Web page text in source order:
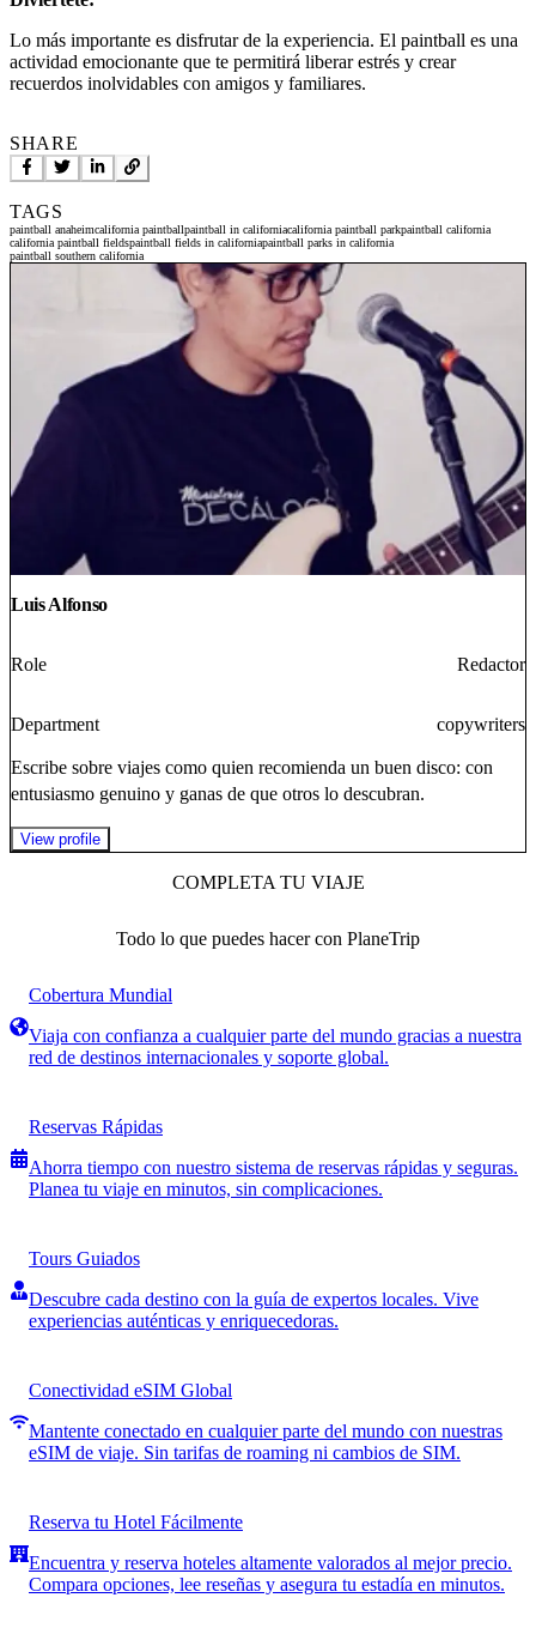
Lo más importante es disfrutar de la experiencia. El paintball es una
actividad emocionante que te permitirá liberar estrés y crear
recuerdos inolvidables con amigos y familiares.
SHARE
TAGS
paintball anaheimcalifornia paintballpaintball in californiacalifornia paintball parkpaintball california
california paintball fieldspaintball fields in californiapaintball parks in california
paintball southern california
Luis Alfonso
Role Redactor
Department copywriters
Escribe sobre viajes como quien recomienda un buen disco: con
entusiasmo genuino y ganas de que otros lo descubran.
View profile
COMPLETA TU VIAJE
Todo lo que puedes hacer con PlaneTrip
Cobertura Mundial
Viaja con confianza a cualquier parte del mundo gracias a nuestra
red de destinos internacionales y soporte global.
Reservas Rápidas
Ahorra tiempo con nuestro sistema de reservas rápidas y seguras.
Planea tu viaje en minutos, sin complicaciones.
Tours Guiados
Descubre cada destino con la guía de expertos locales. Vive
experiencias auténticas y enriquecedoras.
Conectividad eSIM Global
Mantente conectado en cualquier parte del mundo con nuestras
eSIM de viaje. Sin tarifas de roaming ni cambios de SIM.
Reserva tu Hotel Fácilmente
Encuentra y reserva hoteles altamente valorados al mejor precio.
Compara opciones, lee reseñas y asegura tu estadía en minutos.